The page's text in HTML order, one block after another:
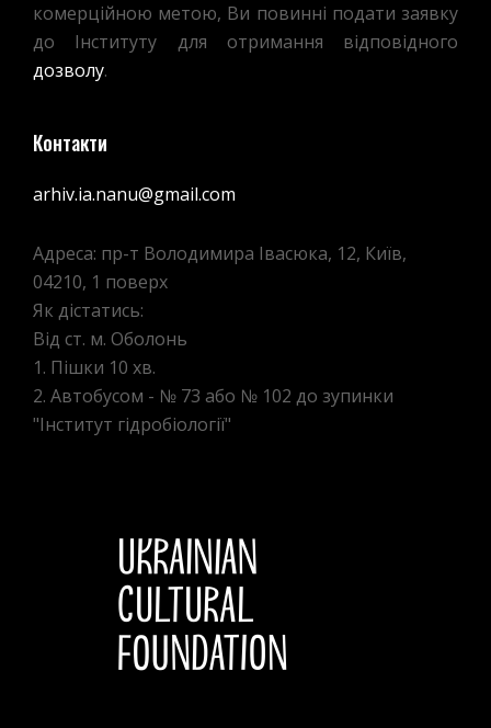
комерційною метою, Ви повинні подати заявку
до Інституту для отримання відповідного
дозволу.
Контакти
arhiv.ia.nanu@gmail.com
Адреса: пр-т Володимира Івасюка, 12, Київ,
04210, 1 поверх
Як дістатись:
Від ст. м. Оболонь
1. Пішки 10 хв.
2. Автобусом - № 73 або № 102 до зупинки
"Інститут гідробіології"